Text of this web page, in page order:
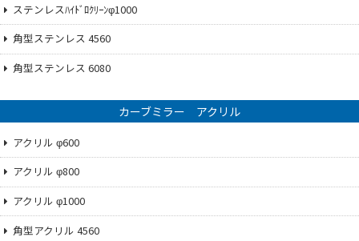
ステンレスﾊｲﾄﾞﾛｸﾘｰﾝφ1000
角型ステンレス 4560
角型ステンレス 6080
カーブミラー アクリル
アクリル φ600
アクリル φ800
アクリル φ1000
角型アクリル 4560